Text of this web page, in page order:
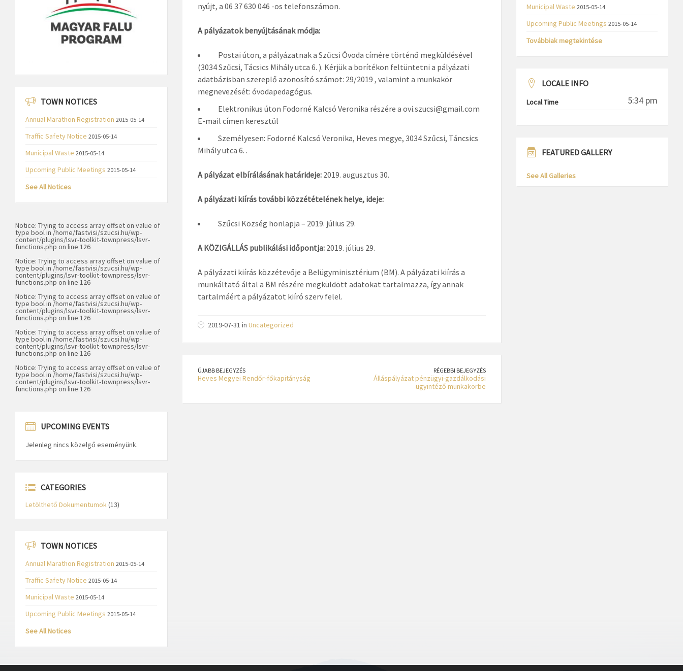
nyújt, a 06 37 630 046 -os telefonszámon.
A pályázatok benyújtásának módja:
Postai úton, a pályázatnak a Szűcsi Óvoda címére történő megküldésével
(3034 Szűcsi, Tácsics Mihály utca 6. ). Kérjük a borítékon feltüntetni a pályázati
adatbázisban szereplő azonosító számot: 29/2019 , valamint a munkakör
megnevezését: óvodapedagógus.
Elektronikus úton Fodorné Kalcsó Veronika részére a ovi.szucsi@gmail.com
E-mail címen keresztül
Személyesen: Fodorné Kalcsó Veronika, Heves megye, 3034 Szűcsi, Táncsics
Mihály utca 6. .
A pályázat elbírálásának határideje:2019. augusztus 30.
A pályázati kiírás további közzétételének helye, ideje:
Szűcsi Község honlapja – 2019. július 29.
A KÖZIGÁLLÁS publikálási időpontja: 2019. július 29.
A pályázati kiírás közzétevője a Belügyminisztérium (BM). A pályázati kiírás a
munkáltató által a BM részére megküldött adatokat tartalmazza, így annak
tartalmáért a pályázatot kiíró szerv felel.
2019-07-31 in Uncategorized
ÚJABB BEJEGYZÉS
Heves Megyei Rendőr-főkapitányság
RÉGEBBI BEJEGYZÉS
Álláspályázat pénzügyi-gazdálkodási
ügyintéző munkakörbe
TOWN NOTICES
Annual Marathon Registration 2015-05-14
Traffic Safety Notice 2015-05-14
Municipal Waste 2015-05-14
Upcoming Public Meetings 2015-05-14
See All Notices
Notice: Trying to access array offset on value of
type bool in /home/fastvisi/szucsi.hu/wp-
content/plugins/lsvr-toolkit-townpress/lsvr-
functions.php on line 126
Notice: Trying to access array offset on value of
type bool in /home/fastvisi/szucsi.hu/wp-
content/plugins/lsvr-toolkit-townpress/lsvr-
functions.php on line 126
Notice: Trying to access array offset on value of
type bool in /home/fastvisi/szucsi.hu/wp-
content/plugins/lsvr-toolkit-townpress/lsvr-
functions.php on line 126
Notice: Trying to access array offset on value of
type bool in /home/fastvisi/szucsi.hu/wp-
content/plugins/lsvr-toolkit-townpress/lsvr-
functions.php on line 126
Notice: Trying to access array offset on value of
type bool in /home/fastvisi/szucsi.hu/wp-
content/plugins/lsvr-toolkit-townpress/lsvr-
functions.php on line 126
UPCOMING EVENTS
Jelenleg nincs közelgő eseményünk.
CATEGORIES
Letölthető Dokumentumok(13)
TOWN NOTICES
Annual Marathon Registration 2015-05-14
Traffic Safety Notice 2015-05-14
Municipal Waste 2015-05-14
Upcoming Public Meetings 2015-05-14
See All Notices
Municipal Waste 2015-05-14
Upcoming Public Meetings 2015-05-14
Továbbiak megtekintése
LOCALE INFO
Local Time 5:34 pm
FEATURED GALLERY
See All Galleries